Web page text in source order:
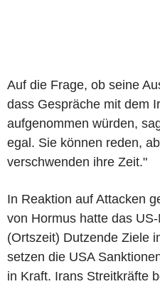
Auf die Frage, ob seine
dass Gespräche mit dem
aufgenommen würden,
egal. Sie können reden,
verschwenden ihre Zeit."
In Reaktion auf Attacken
von Hormus hatte das
(Ortszeit) Dutzende Ziele
setzen die USA
in Kraft. Irans Streitkräfte